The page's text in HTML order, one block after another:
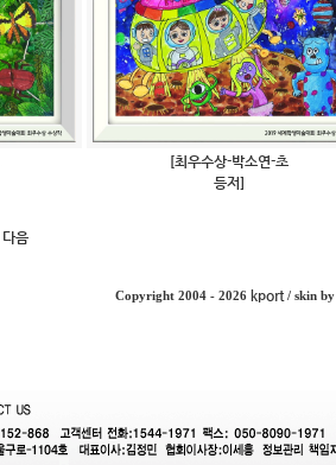
[최우수상-박소연-초
등저]
다음
Copyright 2004 - 2026 kport / skin by